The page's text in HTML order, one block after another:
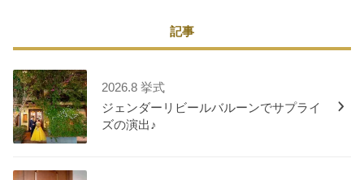
記事
2026.8 挙式
ジェンダーリビールバルーンでサプライ
ズの演出♪